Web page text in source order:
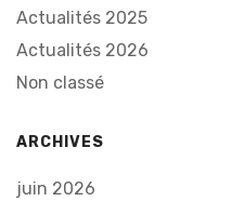
Actualités 2025
Actualités 2026
Non classé
ARCHIVES
juin 2026